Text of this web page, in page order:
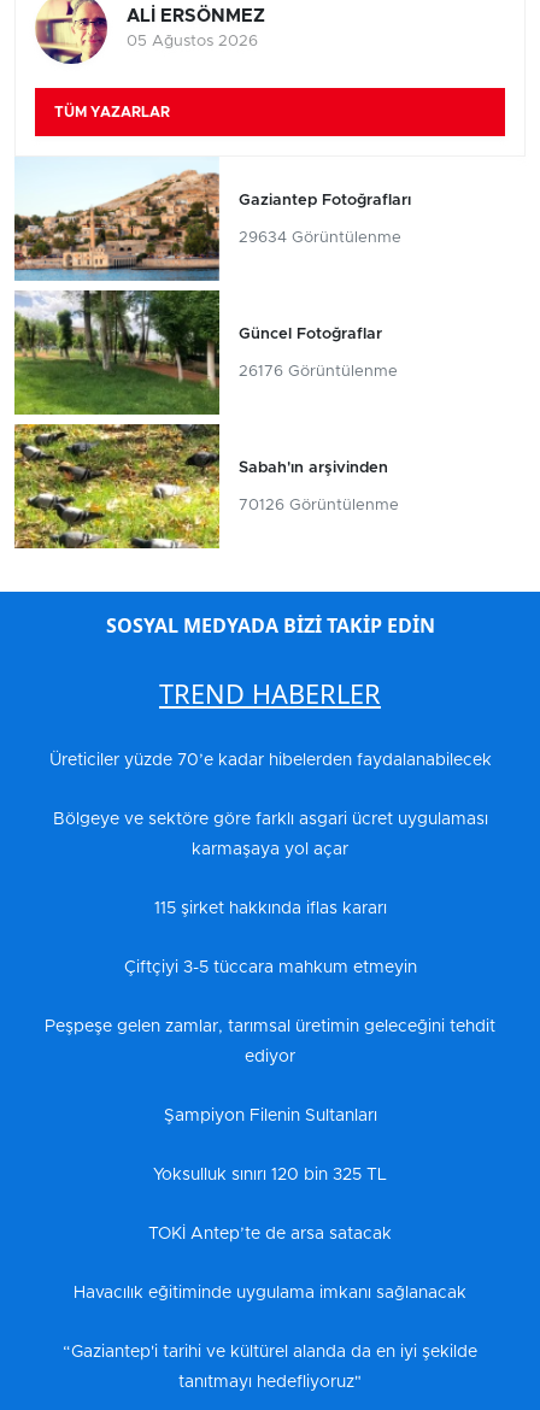
ALİ ERSÖNMEZ
05 Ağustos 2026
TÜM YAZARLAR
Gaziantep Fotoğrafları
29634 Görüntülenme
Güncel Fotoğraflar
26176 Görüntülenme
Sabah'ın arşivinden
70126 Görüntülenme
SOSYAL MEDYADA BİZİ TAKİP EDİN
TREND HABERLER
Üreticiler yüzde 70’e kadar hibelerden faydalanabilecek
Bölgeye ve sektöre göre farklı asgari ücret uygulaması
karmaşaya yol açar
115 şirket hakkında iflas kararı
Çiftçiyi 3-5 tüccara mahkum etmeyin
Peşpeşe gelen zamlar, tarımsal üretimin geleceğini tehdit
ediyor
Şampiyon Filenin Sultanları
Yoksulluk sınırı 120 bin 325 TL
TOKİ Antep’te de arsa satacak
Havacılık eğitiminde uygulama imkanı sağlanacak
“Gaziantep'i tarihi ve kültürel alanda da en iyi şekilde
tanıtmayı hedefliyoruz"